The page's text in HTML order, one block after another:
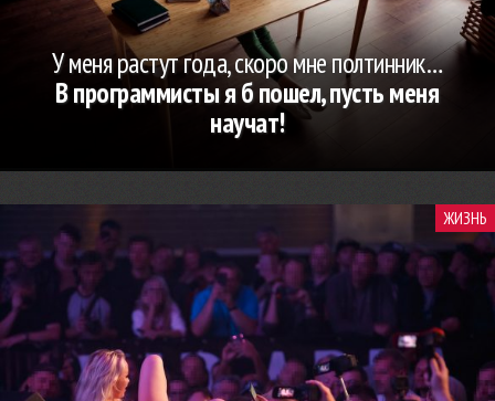
У меня растут года, скоро мне полтинник…
В программисты я б пошел, пусть меня
научат!
ЖИЗНЬ